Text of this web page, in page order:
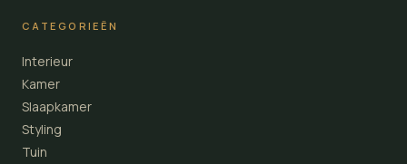
CATEGORIEËN
Interieur
Kamer
Slaapkamer
Styling
Tuin